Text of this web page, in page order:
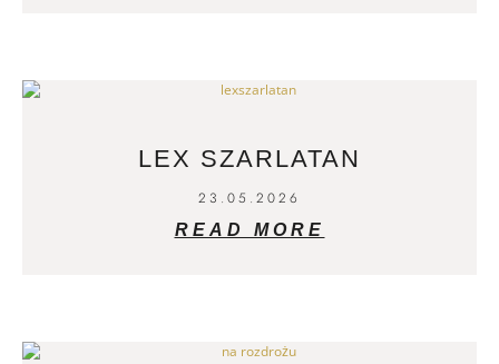
LEX SZARLATAN
23.05.2026
READ MORE